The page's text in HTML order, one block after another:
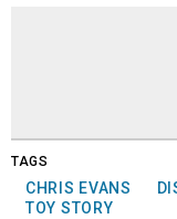
TAGS
CHRIS EVANS
TOY STORY